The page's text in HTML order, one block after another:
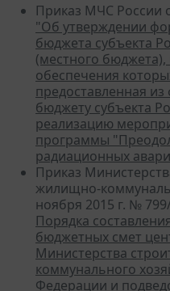
Приказ МЧС России
"Об утверждении
бюджета субъекта
(местного
обеспечения
предоставленная
бюджету субъекта
реализацию
программы
радиационных
Приказ
жилищно-
ноября 2015 г. №
Порядка
бюджетных смет
Министерства
коммунального
Федерации и